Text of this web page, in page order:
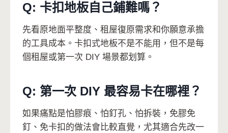
Q: 卡扣地板自己鋪難嗎？
先看原地面平整度、租屋復原需求和你願意承擔
的工具成本。卡扣式地板不是不能用，但不是每
個租屋或第一次 DIY 場景都划算。
Q: 第一次 DIY 最容易卡在哪裡？
如果痛點是怕膠痕、怕釘孔、怕拆裝，免膠免
釘、免卡扣的做法會比較直覺，尤其適合先改一